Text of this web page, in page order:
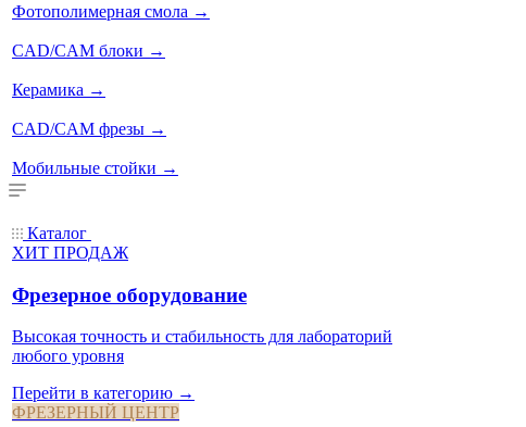
Фотополимерная смола →
CAD/CAM блоки →
Керамика →
CAD/CAM фрезы →
Мобильные стойки →
Каталог
ХИТ ПРОДАЖ
Фрезерное оборудование
Высокая точность и стабильность для лабораторий
любого уровня
Перейти в категорию →
ФРЕЗЕРНЫЙ ЦЕНТР